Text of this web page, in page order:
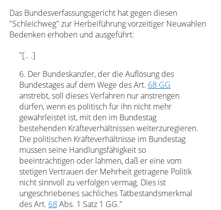
Das Bundesverfassungsgericht hat gegen diesen
"Schleichweg" zur Herbeiführung vorzeitiger Neuwahlen
Bedenken erhoben und ausgeführt:
"[.. .]
6. Der Bundeskanzler, der die Auflösung des
Bundestages auf dem Wege des Art. 68 GG
anstrebt, soll dieses Verfahren nur anstrengen
dürfen, wenn es politisch für ihn nicht mehr
gewährleistet ist, mit den im Bundestag
bestehenden Kräfteverhältnissen weiterzuregieren.
Die politischen Kräfteverhältnisse im Bundestag
müssen seine Handlungsfähigkeit so
beeinträchtigen oder lähmen, daß er eine vom
stetigen Vertrauen der Mehrheit getragene Politik
nicht sinnvoll zu verfolgen vermag. Dies ist
ungeschriebenes sachliches Tatbestandsmerkmal
des Art. 68Abs. 1 Satz 1 GG."